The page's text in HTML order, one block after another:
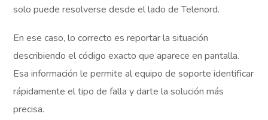
solo puede resolverse desde el lado de Telenord.
En ese caso, lo correcto es reportar la situación
describiendo el código exacto que aparece en pantalla.
Esa información le permite al equipo de soporte identificar
rápidamente el tipo de falla y darte la solución más
precisa.